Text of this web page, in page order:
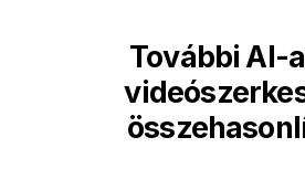
További AI-